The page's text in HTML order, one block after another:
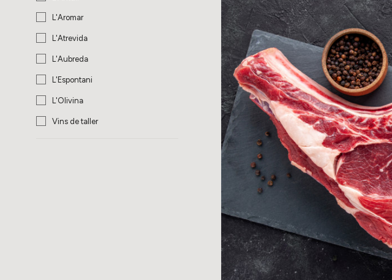
L'Aromar
L'Atrevida
L'Aubreda
L'Espontani
L'Olivina
Vins de taller